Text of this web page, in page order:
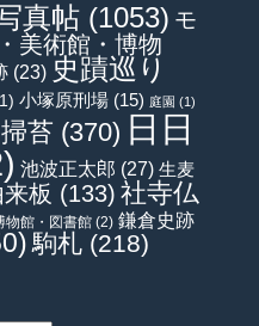
真帖 (1053) モ
美術館・博物
(23) 史蹟巡り
小塚原刑場 (15) 庭園 (1)
掃苔 (370) 日日
池波正太郎 (27) 生麦
板 (133) 社寺仏
物館・図書館 (2) 鎌倉史跡
駒札 (218)